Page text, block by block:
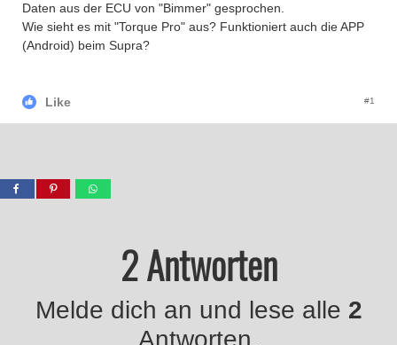
Daten aus der ECU von "Bimmer" gesprochen.
Wie sieht es mit "Torque Pro" aus? Funktioniert auch die APP
(Android) beim Supra?
Like #1
2 Antworten
Melde dich an und lese alle 2
Antworten.